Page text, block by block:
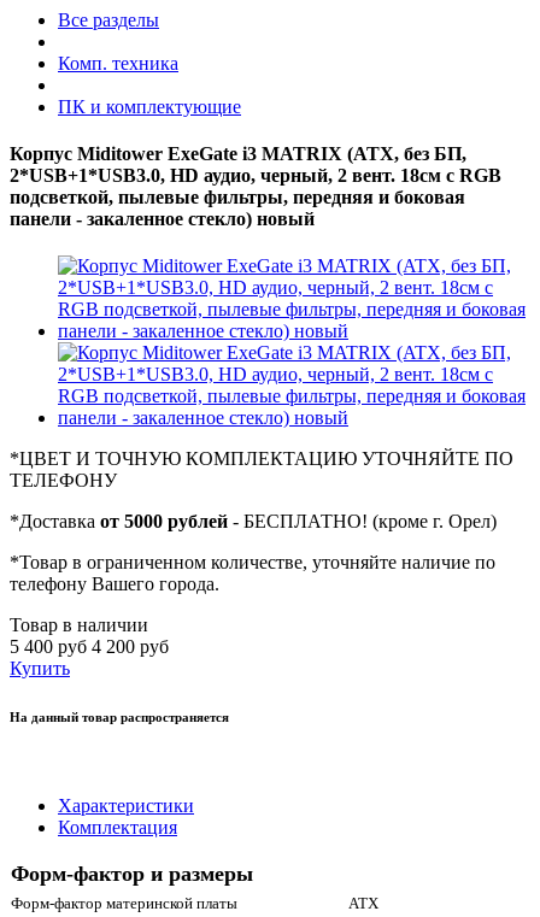
Все разделы
Комп. техника
ПК и комплектующие
Корпус Miditower ExeGate i3 MATRIX (ATX, без БП,
2*USB+1*USB3.0, HD аудио, черный, 2 вент. 18см с RGB
подсветкой, пылевые фильтры, передняя и боковая
панели - закаленное стекло) новый
*ЦВЕТ И ТОЧНУЮ КОМПЛЕКТАЦИЮ УТОЧНЯЙТЕ ПО
ТЕЛЕФОНУ
*Доставка от 5000 рублей - БЕСПЛАТНО! (кроме г. Орел)
*Товар в ограниченном количестве, уточняйте наличие по
телефону Вашего города.
Товар в наличии
5 400 руб 4 200 руб
Купить
На данный товар распространяется
Характеристики
Комплектация
Форм-фактор и размеры
Форм-фактор материнской платы
ATX